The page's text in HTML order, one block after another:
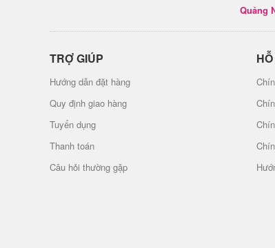
Quảng
TRỢ GIÚP
Hướng dẫn đặt hàng
Quy định giao hàng
Tuyển dụng
Thanh toán
Câu hỏi thường gặp